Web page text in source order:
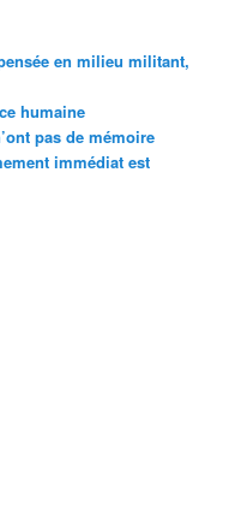
en milieu militant,
humaine
pas de mémoire
immédiat est